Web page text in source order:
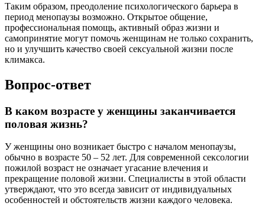
Таким образом, преодоление психологического барьера в
период менопаузы возможно. Открытое общение,
профессиональная помощь, активный образ жизни и
самопринятие могут помочь женщинам не только сохранить,
но и улучшить качество своей сексуальной жизни после
климакса.
Вопрос-ответ
В каком возрасте у женщины заканчивается
половая жизнь?
У женщины оно возникает быстро с началом менопаузы,
обычно в возрасте 50 – 52 лет. Для современной сексологии
пожилой возраст не означает угасание влечения и
прекращение половой жизни. Специалисты в этой области
утверждают, что это всегда зависит от индивидуальных
особенностей и обстоятельств жизни каждого человека.